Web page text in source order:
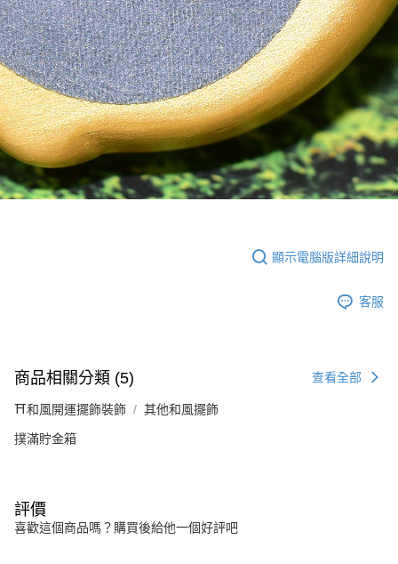
顯示電腦版詳細說明
客服
商品相關分類 (5) 查看全部
⛩️和風開運擺飾裝飾 其他和風擺飾
撲滿貯金箱
評價
喜歡這個商品嗎？購買後給他一個好評吧